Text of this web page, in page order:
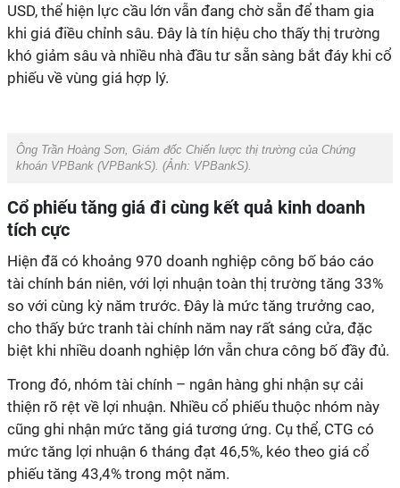
USD, thể hiện lực cầu lớn vẫn đang chờ sẵn để tham gia
khi giá điều chỉnh sâu. Đây là tín hiệu cho thấy thị trường
khó giảm sâu và nhiều nhà đầu tư sẵn sàng bắt đáy khi cổ
phiếu về vùng giá hợp lý.
Ông Trần Hoàng Sơn, Giám đốc Chiến lược thị trường của Chứng
khoán VPBank (VPBankS). (Ảnh: VPBankS).
Cổ phiếu tăng giá đi cùng kết quả kinh doanh
tích cực
Hiện đã có khoảng 970 doanh nghiệp công bố báo cáo
tài chính bán niên, với lợi nhuận toàn thị trường tăng 33%
so với cùng kỳ năm trước. Đây là mức tăng trưởng cao,
cho thấy bức tranh tài chính năm nay rất sáng cửa, đặc
biệt khi nhiều doanh nghiệp lớn vẫn chưa công bố đầy đủ.
Trong đó, nhóm tài chính – ngân hàng ghi nhận sự cải
thiện rõ rệt về lợi nhuận. Nhiều cổ phiếu thuộc nhóm này
cũng ghi nhận mức tăng giá tương ứng. Cụ thể, CTG có
mức tăng lợi nhuận 6 tháng đạt 46,5%, kéo theo giá cổ
phiếu tăng 43,4% trong một năm.